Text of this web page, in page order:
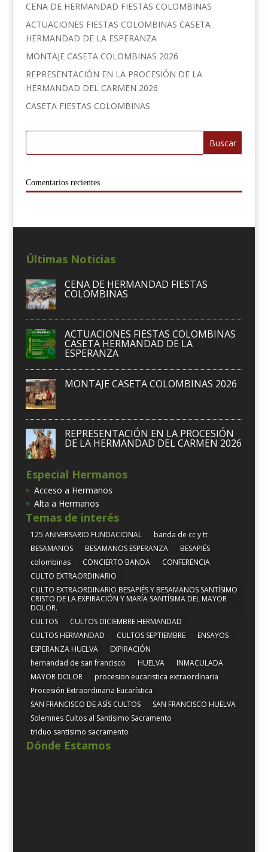
CENA DE HERMANDAD FIESTAS COLOMBINAS
ACTUACIONES FIESTAS COLOMBINAS CASETA
HERMANDAD DE LA ESPERANZA
MONTAJE CASETA COLOMBINAS 2026
REPRESENTACIÓN EN LA PROCESIÓN DE LA
HERMANDAD DEL CARMEN 2026
CASETA FIESTAS COLOMBINAS
Comentarios recientes
Últimas Noticias
CENA DE HERMANDAD FIESTAS
COLOMBINAS
ACTUACIONES FIESTAS COLOMBINAS
CASETA HERMANDAD DE LA
ESPERANZA
MONTAJE CASETA COLOMBINAS 2026
REPRESENTACIÓN EN LA PROCESIÓN
DE LA HERMANDAD DEL CARMEN 2026
Especial Hermanos
Acceso a Hermanos
Alta a Hermanos
Temas de interés
125 ANIVERSARIO FUNDACIONAL
banda de cc y tt
BESAMANOS
BESAMANOS ESPERANZA
BESAPIÉS
colombinas
CONCIERTO BANDA
CONFERENCIA
CULTO EXTRAORDINARIO
CULTO EXTRAORDINARIO BESAPIÉS Y BESAMANOS SANTÍSIMO
CRISTO DE LA EXPIRACIÓN Y MARÍA SANTÍSIMA DEL MAYOR
DOLOR.
CULTOS
CULTOS DICIEMBRE HERMANDAD
CULTOS HERMANDAD
CULTOS SEPTIEMBRE
ENSAYOS
ESPERANZA HUELVA
EXPIRACIÓN
hernandad de san francisco
HUELVA
INMACULADA
MAYOR DOLOR
procesion eucaristica extraordinaria
Procesión Extraordinaria Eucarística
SAN FRANCISCO DE ASÍS CULTOS
SAN FRANCISCO HUELVA
Solemnes Cultos al Santísimo Sacramento
triduo santisimo sacramento
Dónde Estamos